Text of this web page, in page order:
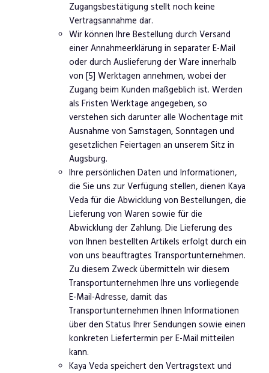
Zugangsbestätigung stellt noch keine
Vertragsannahme dar.
Wir können Ihre Bestellung durch Versand
einer Annahmeerklärung in separater E-Mail
oder durch Auslieferung der Ware innerhalb
von [5] Werktagen annehmen, wobei der
Zugang beim Kunden maßgeblich ist. Werden
als Fristen Werktage angegeben, so
verstehen sich darunter alle Wochentage mit
Ausnahme von Samstagen, Sonntagen und
gesetzlichen Feiertagen an unserem Sitz in
Augsburg.
Ihre persönlichen Daten und Informationen,
die Sie uns zur Verfügung stellen, dienen Kaya
Veda für die Abwicklung von Bestellungen, die
Lieferung von Waren sowie für die
Abwicklung der Zahlung. Die Lieferung des
von Ihnen bestellten Artikels erfolgt durch ein
von uns beauftragtes Transportunternehmen.
Zu diesem Zweck übermitteln wir diesem
Transportunternehmen Ihre uns vorliegende
E-Mail-Adresse, damit das
Transportunternehmen Ihnen Informationen
über den Status Ihrer Sendungen sowie einen
konkreten Liefertermin per E-Mail mitteilen
kann.
Kaya Veda speichert den Vertragstext und